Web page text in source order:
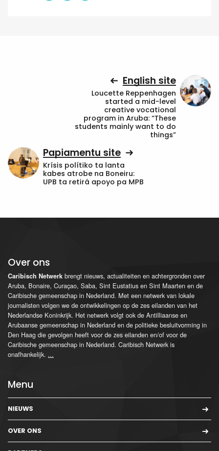
English site
Loucette Reppenhagen
started a mid-level
creative vocational
program in Aruba: “These
students mainly want to do
things”
Papiamentu site
Krísis polítiko ta lanta
kabes atrobe na Boneiru:
UPB ta retirá apoyo pa MPB
Over ons
Caribisch Netwerk brengt nieuws, actualiteiten en achtergronden over
Aruba, Bonaire, Curaçao, Saba, Sint Eustatius en Sint Maarten en de
Caribische gemeenschap in Nederland. Met een netwerk van lokale
journalisten volgen we de ontwikkelingen op de zes eilanden van het
Nederlandse Koninkrijk. Het netwerk volgt ook de Antilliaanse en
Arubaanse gemeenschap in Nederland en de politieke besluitvorming in
Den Haag die gevolgen heeft voor de zes eilanden en/of voor de
Caribische gemeenschap in Nederland. Caribisch Netwerk is
onafhankelijk. ...
Menu
NIEUWS
OVER ONS